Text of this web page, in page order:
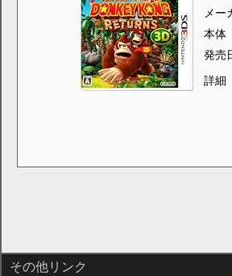
メー
本体
発売
詳細
その他リンク